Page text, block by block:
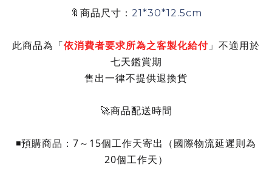
🔖商品尺寸： 21*30*12.5cm
此商品為「依消費者要求所為之客製化給付 」不適用於
七天鑑賞期
售出一律不提供退換貨
🚀商品配送時間
◾️預購商品：7～15個工作天寄出（國際物流延遲則為
20個工作天）